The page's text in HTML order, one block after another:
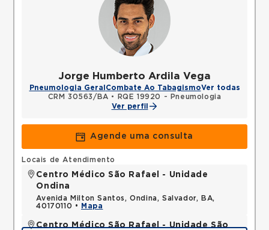
Jorge Humberto Ardila Vega
Pneumologia Geral Combate Ao TabagismoVer todas
CRM 30563/BA •
RQE 19920 - Pneumologia
Ver perfil
Agende uma consulta
Locais de Atendimento
Centro Médico São Rafael - Unidade
Ondina
Avenida Milton Santos, Ondina, Salvador, BA,
40170110 •
Mapa
Centro Médico São Rafael - Unidade São